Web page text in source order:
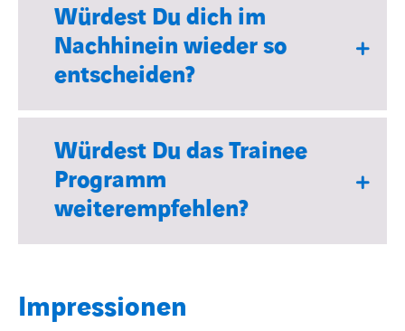
Würdest Du dich im
Nachhinein wieder so
entscheiden?
Würdest Du das Trainee
Programm
weiterempfehlen?
Impressionen